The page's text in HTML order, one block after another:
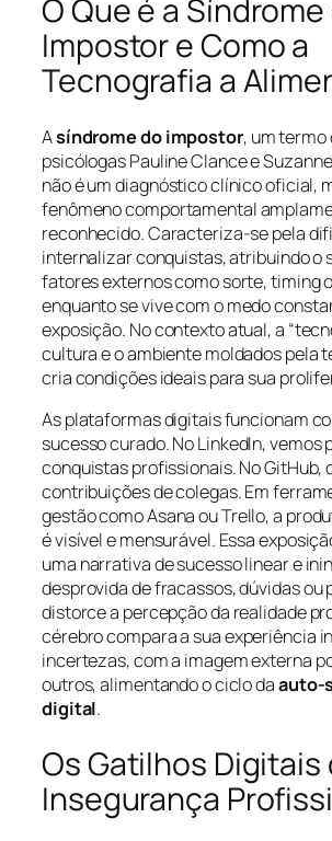
O Que é a
Impostor e Como a
Tecnografia a
Asíndrome do impostor, um termo
psicólogas Pauline Clance e
não é um diagnóstico clínico oficial,
fenômeno comportamental
reconhecido. Caracteriza-se pela
internalizar conquistas, atribuindo o
fatores externos como sorte, timing
enquanto se vive com o medo
exposição. No contexto atual, a
cultura e o ambiente moldados pela
cria condições ideais para sua
As plataformas digitais funcionam
sucesso curado. No LinkedIn, vemos
conquistas profissionais. No GitHub,
contribuições de colegas. Em
gestão como Asana ou Trello, a
é visível e mensurável. Essa
uma narrativa de sucesso linear e
desprovida de fracassos, dúvidas ou
distorce a percepção da realidade
cérebro compara a sua experiência
incertezas, com a imagem externa
outros, alimentando o ciclo daauto-
digital.
Os Gatilhos Digitais
Insegurança